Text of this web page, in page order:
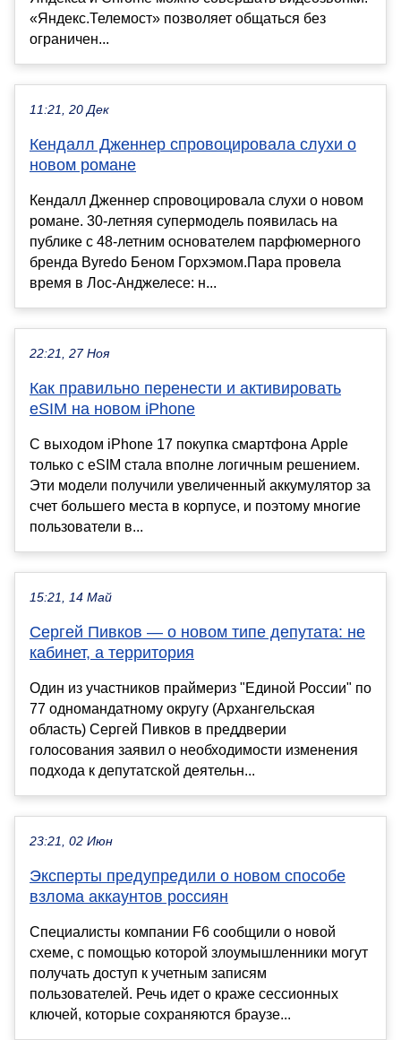
«Яндекс.Телемост» позволяет общаться без
ограничен...
11:21, 20 Дек
Кендалл Дженнер спровоцировала слухи о
новом романе
Кендалл Дженнер спровоцировала слухи о новом
романе. 30-летняя супермодель появилась на
публике с 48-летним основателем парфюмерного
бренда Byredo Беном Горхэмом.Пара провела
время в Лос-Анджелесе: н...
22:21, 27 Ноя
Как правильно перенести и активировать
eSIM на новом iPhone
С выходом iPhone 17 покупка смартфона Apple
только с eSIM стала вполне логичным решением.
Эти модели получили увеличенный аккумулятор за
счет большего места в корпусе, и поэтому многие
пользователи в...
15:21, 14 Май
Сергей Пивков — о новом типе депутата: не
кабинет, а территория
Один из участников праймериз "Единой России" по
77 одномандатному округу (Архангельская
область) Сергей Пивков в преддверии
голосования заявил о необходимости изменения
подхода к депутатской деятельн...
23:21, 02 Июн
Эксперты предупредили о новом способе
взлома аккаунтов россиян
Специалисты компании F6 сообщили о новой
схеме, с помощью которой злоумышленники могут
получать доступ к учетным записям
пользователей. Речь идет о краже сессионных
ключей, которые сохраняются браузе...